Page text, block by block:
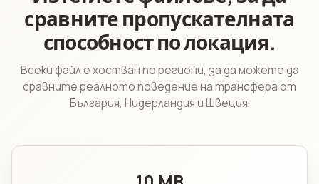
сравните пропускателната
способност по локация.
Всеки файл е хостван по региони, за да можете да
сравните реалното поведение на трансфера от
България, Нидерландия и Швеция.